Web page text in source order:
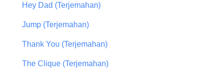
Hey Dad (Terjemahan)
Jump (Terjemahan)
Thank You (Terjemahan)
The Clique (Terjemahan)